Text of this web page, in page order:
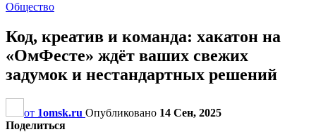
Общество
Код, креатив и команда: хакатон на
«ОмФесте» ждёт ваших свежих
задумок и нестандартных решений
от 1omsk.ru Опубликовано 14 Сен, 2025
Поделиться